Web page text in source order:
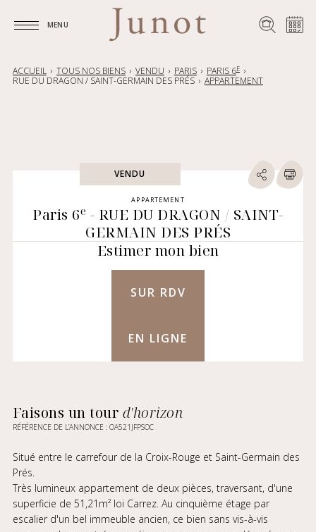
MENU
ACCUEIL TOUS NOS BIENS VENDU PARIS PARIS 6E
RUE DU DRAGON / SAINT-GERMAIN DES PRÉS APPARTEMENT
VENDU
APPARTEMENT
Paris 6e - RUE DU DRAGON / SAINT-
GERMAIN DES PRÉS
Estimer mon bien
SUR RDV
EN LIGNE
Faisons un tour d'horizon
RÉFÉRENCE DE L’ANNONCE : OA521JFPSOC
Situé entre le carrefour de la Croix-Rouge et Saint-Germain des
Prés.
Très lumineux appartement de deux pièces, traversant, d'une
superficie de 51,21m² loi Carrez. Au cinquième étage par
escalier d'un bel immeuble ancien, ce bien sans vis-à-vis